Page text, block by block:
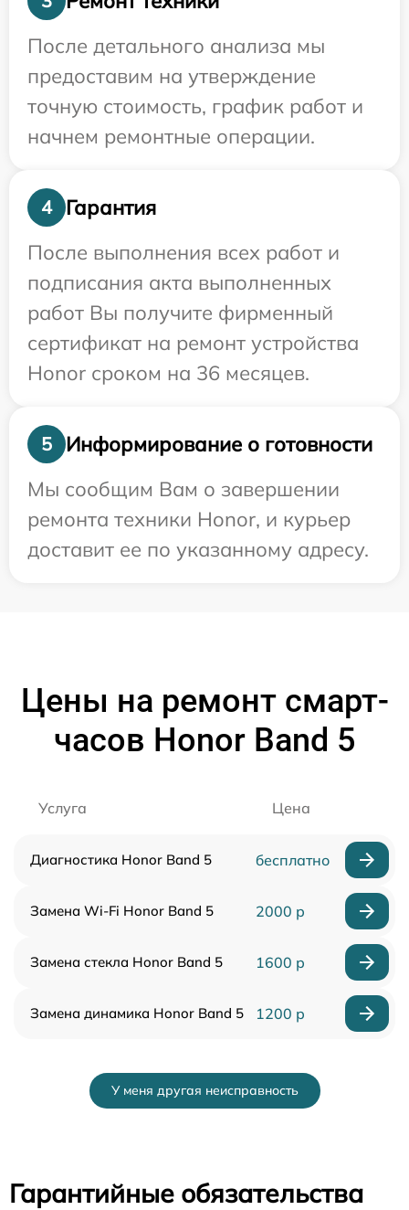
После детального анализа мы
предоставим на утверждение
точную стоимость, график работ и
начнем ремонтные операции.
4
Гарантия
После выполнения всех работ и
подписания акта выполненных
работ Вы получите фирменный
сертификат на ремонт устройства
Honor сроком на 36 месяцев.
5
Информирование о готовности
Мы сообщим Вам о завершении
ремонта техники Honor, и курьер
доставит ее по указанному адресу.
Цены на ремонт смарт-
часов Honor Band 5
Услуга Цена
Диагностика Honor Band 5 бесплатно
Замена Wi-Fi Honor Band 5 2000 р
Замена стекла Honor Band 5 1600 р
Замена динамика Honor Band 5 1200 р
У меня другая неисправность
Гарантийные обязательства